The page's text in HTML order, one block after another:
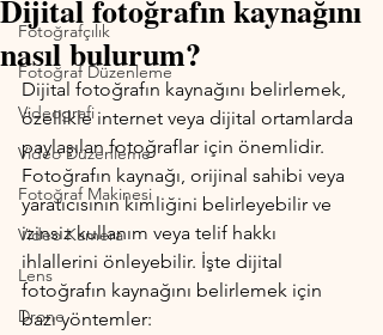
Fotoğrafçılık
Fotoğraf Düzenleme
Videografi
Video Düzenleme
Fotoğraf Makinesi
Video Kamera
Lens
Drone
Dijital fotoğrafın kaynağını
nasıl bulurum?
Dijital fotoğrafın kaynağını belirlemek,
özellikle internet veya dijital ortamlarda
paylaşılan fotoğraflar için önemlidir.
Fotoğrafın kaynağı, orijinal sahibi veya
yaratıcısının kimliğini belirleyebilir ve
izinsiz kullanım veya telif hakkı
ihlallerini önleyebilir. İşte dijital
fotoğrafın kaynağını belirlemek için
bazı yöntemler: